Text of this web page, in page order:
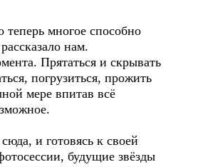
теперь многое способно
нам.
Прятаться и скрывать
погрузиться, прожить
мере впитав всё
и готовясь к своей
будущие звёзды